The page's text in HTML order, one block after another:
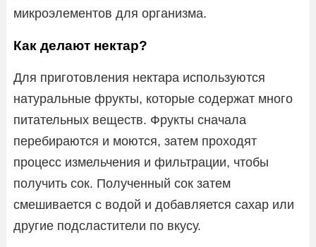
микроэлементов для организма.
Как делают нектар?
Для приготовления нектара используются
натуральные фрукты, которые содержат много
питательных веществ. Фрукты сначала
перебираются и моются, затем проходят
процесс измельчения и фильтрации, чтобы
получить сок. Полученный сок затем
смешивается с водой и добавляется сахар или
другие подсластители по вкусу.